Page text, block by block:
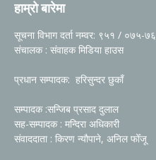
हाम्रो बारेमा
सूचना विभाग दर्ता नम्वर: ९५१ / ०७५-७६
संचालक : संवाहक मिडिया हाउस
प्रधान सम्पादक: हरिसुन्दर छुकाँ
सम्पादक :सन्जिब प्रसाद दुलाल
सह-सम्पादक : मन्दिरा अधिकारी
संवाददाता : किरण न्यौपाने, अनिल फोँजू